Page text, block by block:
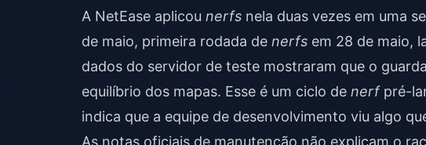
A NetEase aplicou nerfs nela duas vezes em uma
de maio, primeira rodada de nerfs em 28 de maio,
dados do servidor de teste mostraram que o
equilíbrio dos mapas. Esse é um ciclo de nerfpré-
indica que a equipe de desenvolvimento viu algo
As notas oficiais de manutenção não explicam o